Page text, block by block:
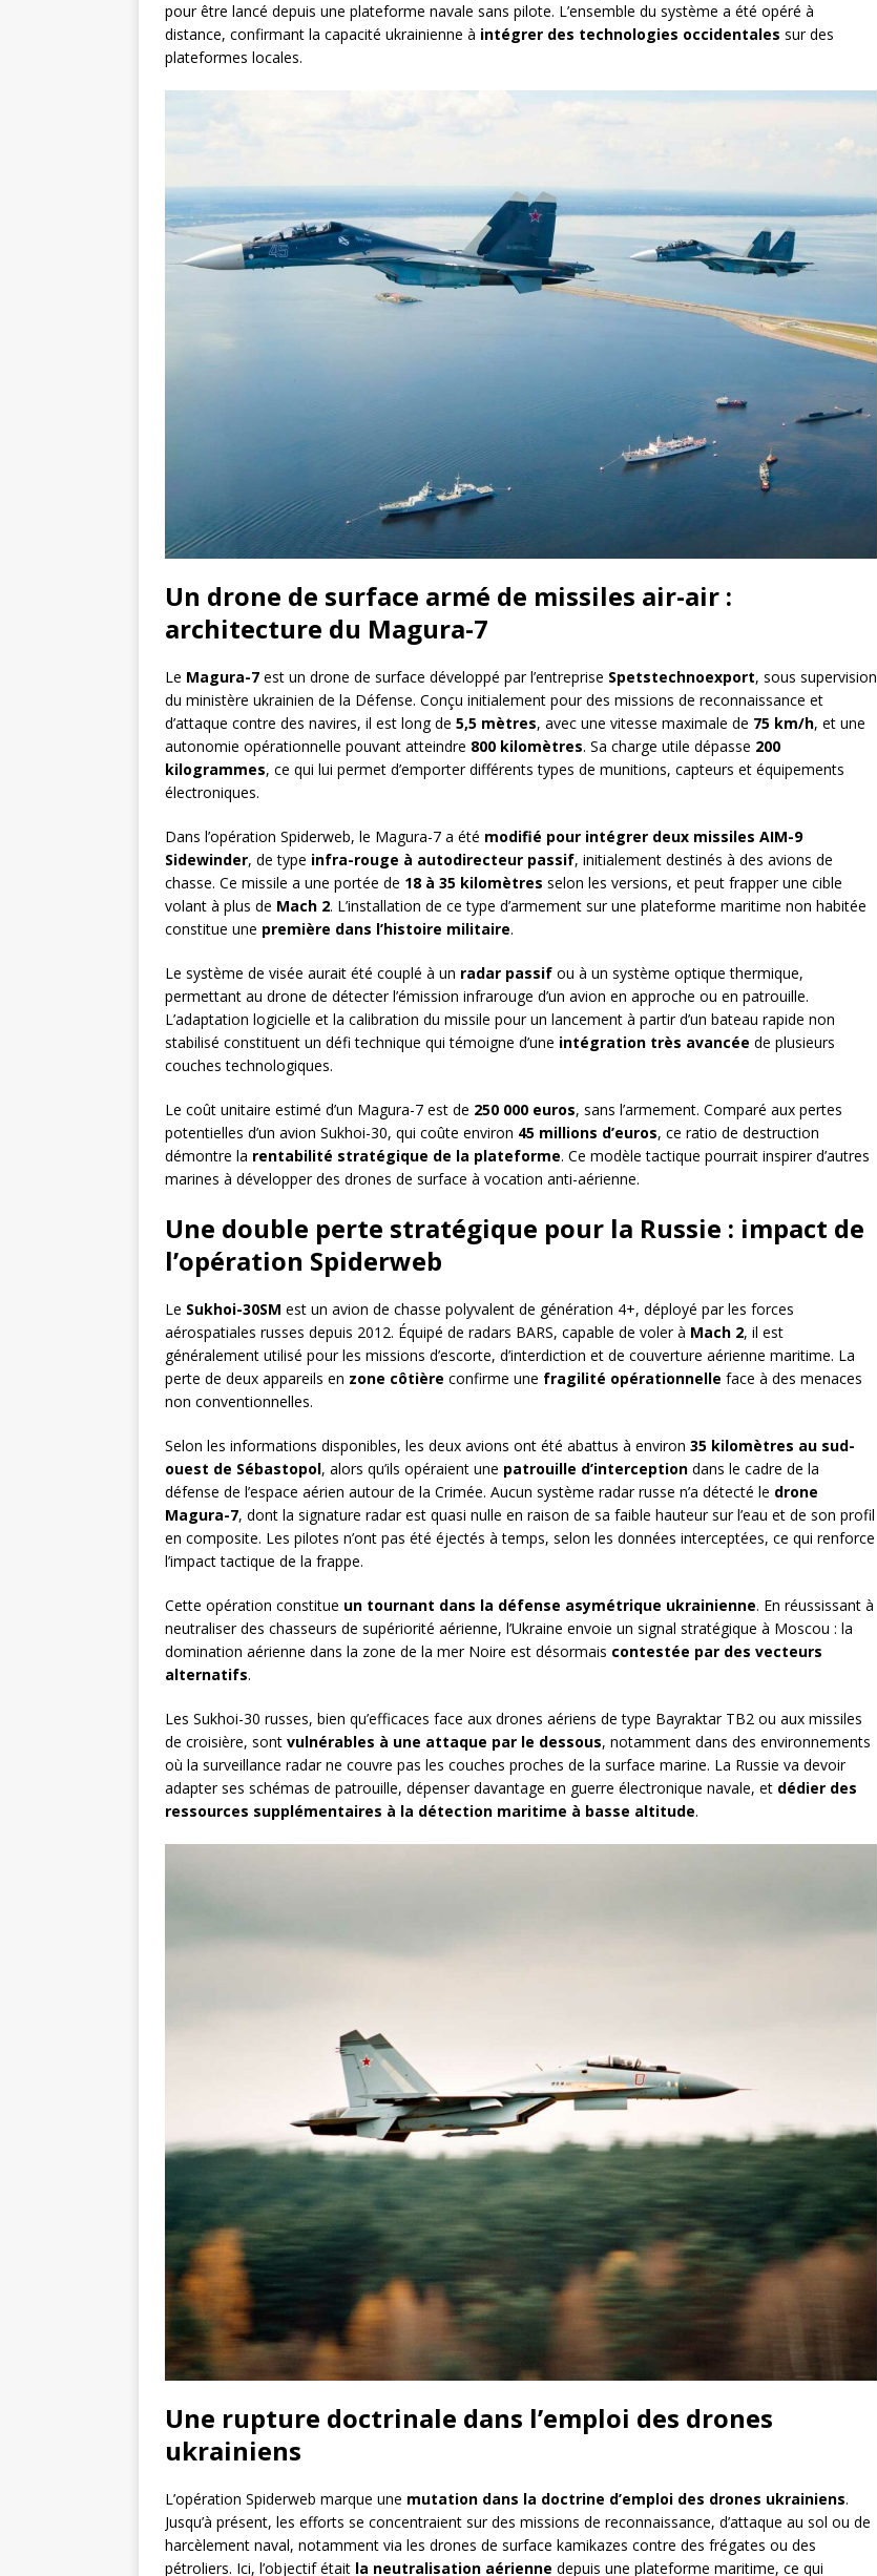
pour être lancé depuis une plateforme navale sans pilote. L’ensemble du système a été opéré à
distance, confirmant la capacité ukrainienne à intégrer des technologies occidentales sur des
plateformes locales.
Un drone de surface armé de missiles air-air :
architecture du Magura-7
Le Magura-7 est un drone de surface développé par l’entreprise Spetstechnoexport, sous supervision
du ministère ukrainien de la Défense. Conçu initialement pour des missions de reconnaissance et
d’attaque contre des navires, il est long de 5,5 mètres, avec une vitesse maximale de 75 km/h, et une
autonomie opérationnelle pouvant atteindre 800 kilomètres. Sa charge utile dépasse 200
kilogrammes, ce qui lui permet d’emporter différents types de munitions, capteurs et équipements
électroniques.
Dans l’opération Spiderweb, le Magura-7 a été modifié pour intégrer deux missiles AIM-9
Sidewinder, de type infra-rouge à autodirecteur passif, initialement destinés à des avions de
chasse. Ce missile a une portée de 18 à 35 kilomètres selon les versions, et peut frapper une cible
volant à plus de Mach 2. L’installation de ce type d’armement sur une plateforme maritime non habitée
constitue une première dans l’histoire militaire.
Le système de visée aurait été couplé à un radar passif ou à un système optique thermique,
permettant au drone de détecter l’émission infrarouge d’un avion en approche ou en patrouille.
L’adaptation logicielle et la calibration du missile pour un lancement à partir d’un bateau rapide non
stabilisé constituent un défi technique qui témoigne d’une intégration très avancée de plusieurs
couches technologiques.
Le coût unitaire estimé d’un Magura-7 est de 250 000 euros, sans l’armement. Comparé aux pertes
potentielles d’un avion Sukhoi-30, qui coûte environ 45 millions d’euros, ce ratio de destruction
démontre la rentabilité stratégique de la plateforme. Ce modèle tactique pourrait inspirer d’autres
marines à développer des drones de surface à vocation anti-aérienne.
Une double perte stratégique pour la Russie : impact de
l’opération Spiderweb
Le Sukhoi-30SM est un avion de chasse polyvalent de génération 4+, déployé par les forces
aérospatiales russes depuis 2012. Équipé de radars BARS, capable de voler à Mach 2, il est
généralement utilisé pour les missions d’escorte, d’interdiction et de couverture aérienne maritime. La
perte de deux appareils en zone côtière confirme une fragilité opérationnelle face à des menaces
non conventionnelles.
Selon les informations disponibles, les deux avions ont été abattus à environ 35 kilomètres au sud-
ouest de Sébastopol, alors qu’ils opéraient une patrouille d’interception dans le cadre de la
défense de l’espace aérien autour de la Crimée. Aucun système radar russe n’a détecté le drone
Magura-7, dont la signature radar est quasi nulle en raison de sa faible hauteur sur l’eau et de son profil
en composite. Les pilotes n’ont pas été éjectés à temps, selon les données interceptées, ce qui renforce
l’impact tactique de la frappe.
Cette opération constitue un tournant dans la défense asymétrique ukrainienne. En réussissant à
neutraliser des chasseurs de supériorité aérienne, l’Ukraine envoie un signal stratégique à Moscou : la
domination aérienne dans la zone de la mer Noire est désormais contestée par des vecteurs
alternatifs.
Les Sukhoi-30 russes, bien qu’efficaces face aux drones aériens de type Bayraktar TB2 ou aux missiles
de croisière, sont vulnérables à une attaque par le dessous, notamment dans des environnements
où la surveillance radar ne couvre pas les couches proches de la surface marine. La Russie va devoir
adapter ses schémas de patrouille, dépenser davantage en guerre électronique navale, et dédier des
ressources supplémentaires à la détection maritime à basse altitude.
Une rupture doctrinale dans l’emploi des drones
ukrainiens
L’opération Spiderweb marque une mutation dans la doctrine d’emploi des drones ukrainiens.
Jusqu’à présent, les efforts se concentraient sur des missions de reconnaissance, d’attaque au sol ou de
harcèlement naval, notamment via les drones de surface kamikazes contre des frégates ou des
pétroliers. Ici, l’objectif était la neutralisation aérienne depuis une plateforme maritime, ce qui